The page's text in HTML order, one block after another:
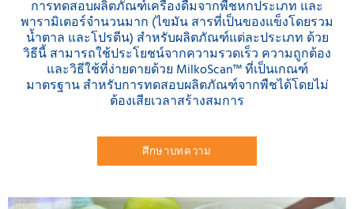
การทดสอบผลิตภัณฑ์เครื่องดื่มจากพืชหกประเภท และ
พารามิเตอร์จำนวนมาก (ไขมัน สารที่เป็นของแข็งโดยรวม
น้ำตาล และโปรตีน) สำหรับผลิตภัณฑ์แต่ละประเภท ด้วย
วิธีนี้ สามารถใช้ประโยชน์จากความรวดเร็ว ความถูกต้อง
และวิธีใช้ที่ง่ายดายด้วย MilkoScan™ ที่เป็นเกณฑ์
มาตรฐาน สำหรับการทดสอบผลิตภัณฑ์จากพืชได้โดยไม่
ต้องเสียเวลาสร้างสมการ
ศึกษาบทความ